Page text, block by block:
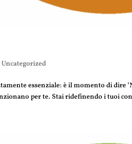
Uncategorized
essenziale: è il momento di dire
per te. Stai ridefinendo i tuoi